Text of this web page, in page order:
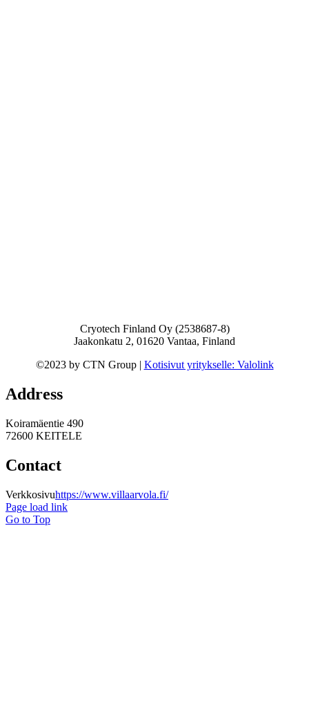
Cryotech Finland Oy (2538687-8)
Jaakonkatu 2, 01620 Vantaa, Finland
©2023 by CTN Group | Kotisivut yritykselle: Valolink
Address
Koiramäentie 490
72600 KEITELE
Contact
Verkkosivuhttps://www.villaarvola.fi/
Page load link
Go to Top